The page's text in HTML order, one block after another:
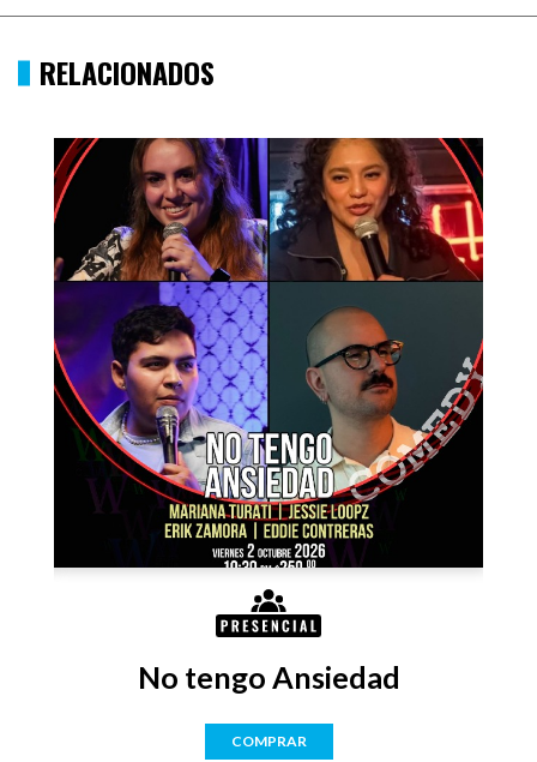
RELACIONADOS
No tengo Ansiedad
COMPRAR